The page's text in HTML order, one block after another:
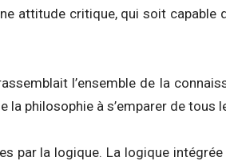
attitude critique, qui soit capable
l’ensemble de la
la philosophie à s’emparer de tous
par la logique. La logique